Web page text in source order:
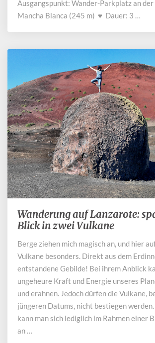
Blanca
Ausgangspunkt: Wander-Parkplatz an der
Mancha Blanca (245 m) ♥ Dauer: 3 …
Wanderung
auf
spannender
Blick
in
zwei
Vulkane
Wanderung auf Lanzarote:
Blick in zwei Vulkane
Berge ziehen mich magisch an, und hier
Vulkane besonders. Direkt aus dem
entstandene Gebilde! Bei ihrem Anblick
ungeheure Kraft und Energie unseres
und erahnen. Jedoch dürfen die Vulkane,
jüngeren Datums, nicht bestiegen
kann man sich lediglich im Rahmen einer
an …